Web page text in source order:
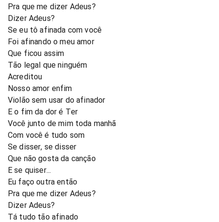
Pra que me dizer Adeus?
Dizer Adeus?
Se eu tô afinada com você
Foi afinando o meu amor
Que ficou assim
Tão legal que ninguém
Acreditou
Nosso amor enfim
Violão sem usar do afinador
E o fim da dor é Ter
Você junto de mim toda manhã
Com você é tudo som
Se disser, se disser
Que não gosta da canção
E se quiser...
Eu faço outra então
Pra que me dizer Adeus?
Dizer Adeus?
Tá tudo tão afinado